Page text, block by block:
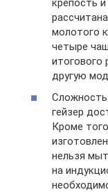
молотого
четыре
итогового
другую
Сложность
гейзер
Кроме
нельзя
на